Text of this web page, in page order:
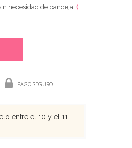
necesidad de bandeja! (
PAGO SEGURO
entre el 10 y el 11